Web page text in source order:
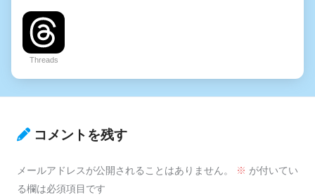
Threads
コメントを残す
メールアドレスが公開されることはありません。 ※ が付いてい
る欄は必須項目です